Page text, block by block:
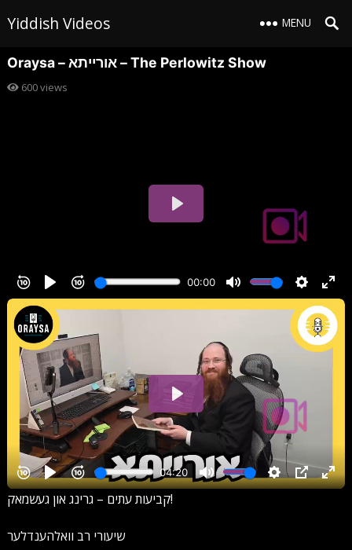
Yiddish Videos MENU
Oraysa – אורייתא – The Perlowitz Show
600views
קביעות עתים – גרינג און געשמאק!
שיעורי רב וואלהענדלער